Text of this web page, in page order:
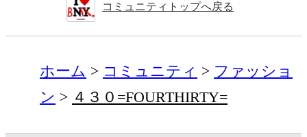
コミュニティトップへ戻る
ホーム コミュニティ
ファッショ
ン
４３０=FOURTHIRTY=